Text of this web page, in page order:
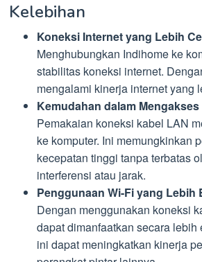
Kelebihan
Koneksi Internet yang Lebih
Menghubungkan Indihome ke
stabilitas koneksi internet.
mengalami kinerja internet yang
Kemudahan dalam
Pemakaian koneksi kabel LAN
ke komputer. Ini memungkinkan
kecepatan tinggi tanpa terbatas
interferensi atau jarak.
Penggunaan Wi-Fi yang Lebih
Dengan menggunakan koneksi
dapat dimanfaatkan secara
ini dapat meningkatkan kinerja